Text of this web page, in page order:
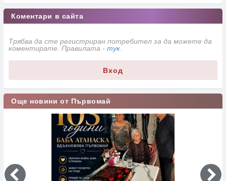
Коментари в сайта
Трябва да сте регистриран потребител за да можете да
коментирате. Правилата - тук
Вход
Още новини от Първомай